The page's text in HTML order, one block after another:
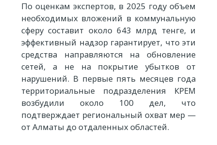
По оценкам экспертов, в 2025 году объем
необходимых вложений в коммунальную
сферу составит около 643 млрд тенге, и
эффективный надзор гарантирует, что эти
средства направляются на обновление
сетей, а не на покрытие убытков от
нарушений. В первые пять месяцев года
территориальные подразделения КРЕМ
возбудили около 100 дел, что
подтверждает региональный охват мер —
от Алматы до отдаленных областей.